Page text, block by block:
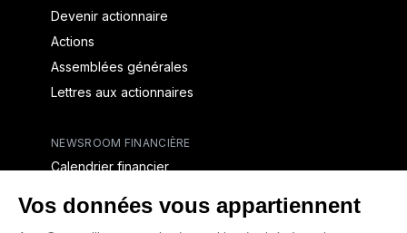
Devenir actionnaire
Actions
Assemblées générales
Lettres aux actionnaires
NEWSROOM FINANCIÈRE
Calendrier financier